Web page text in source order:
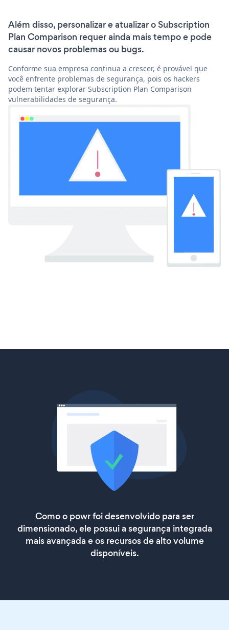
Além disso, personalizar e atualizar o Subscription
Plan Comparison requer ainda mais tempo e pode
causar novos problemas ou bugs.
Conforme sua empresa continua a crescer, é provável que
você enfrente problemas de segurança, pois os hackers
podem tentar explorar Subscription Plan Comparison
vulnerabilidades de segurança.
Como o powr foi desenvolvido para ser
dimensionado, ele possui a segurança integrada
mais avançada e os recursos de alto volume
disponíveis.